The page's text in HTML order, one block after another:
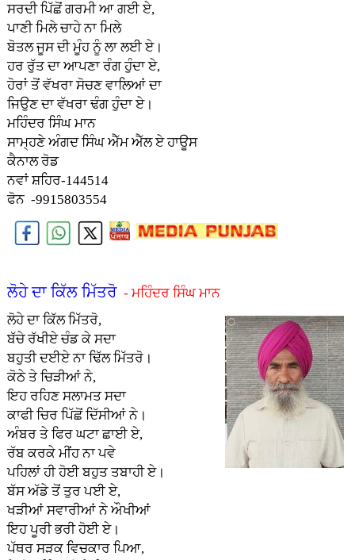
ਸਰਦੀ ਪਿੱਛੋਂ ਗਰਮੀ ਆ ਗਈ ਏ,
ਪਾਣੀ ਮਿਲੇ ਚਾਹੇ ਨਾ ਮਿਲੇ
ਬੋਤਲ ਜੂਸ ਦੀ ਮੂੰਹ ਨੂੰ ਲਾ ਲਈ ਏ।
ਹਰ ਰੁੱਤ ਦਾ ਆਪਣਾ ਰੰਗ ਹੁੰਦਾ ਏ,
ਹੋਰਾਂ ਤੋਂ ਵੱਖਰਾ ਸੋਚਣ ਵਾਲਿਆਂ ਦਾ
ਜਿਉਣ ਦਾ ਵੱਖਰਾ ਢੰਗ ਹੁੰਦਾ ਏ।
ਮਹਿੰਦਰ ਸਿੰਘ ਮਾਨ
ਸਾਮ੍ਹਣੇ ਅੰਗਦ ਸਿੰਘ ਐੱਮ ਐੱਲ ਏ ਹਾਊਸ
ਕੈਨਾਲ ਰੋਡ
ਨਵਾਂ ਸ਼ਹਿਰ-144514
ਫੋਨ -9915803554
ਲੋਹੇ ਦਾ ਕਿੱਲ ਮਿੱਤਰੋ - ਮਹਿੰਦਰ ਸਿੰਘ ਮਾਨ
ਲੋਹੇ ਦਾ ਕਿੱਲ ਮਿੱਤਰੋ,
ਬੱਚੇ ਰੱਖੀਏ ਚੰਡ ਕੇ ਸਦਾ
ਬਹੁਤੀ ਦਈਏ ਨਾ ਢਿੱਲ ਮਿੱਤਰੋ।
ਕੋਠੇ ਤੇ ਚਿੜੀਆਂ ਨੇ,
ਇਹ ਰਹਿਣ ਸਲਾਮਤ ਸਦਾ
ਕਾਫੀ ਚਿਰ ਪਿੱਛੋਂ ਦਿੱਸੀਆਂ ਨੇ।
ਅੰਬਰ ਤੇ ਫਿਰ ਘਟਾ ਛਾਈ ਏ,
ਰੱਬ ਕਰਕੇ ਮੀਂਹ ਨਾ ਪਵੇ
ਪਹਿਲਾਂ ਹੀ ਹੋਈ ਬਹੁਤ ਤਬਾਹੀ ਏ।
ਬੱਸ ਅੱਡੇ ਤੋਂ ਤੁਰ ਪਈ ਏ,
ਖੜੀਆਂ ਸਵਾਰੀਆਂ ਨੇ ਔਖੀਆਂ
ਇਹ ਪੂਰੀ ਭਰੀ ਹੋਈ ਏ।
ਪੱਥਰ ਸੜਕ ਵਿਚਕਾਰ ਪਿਆ,